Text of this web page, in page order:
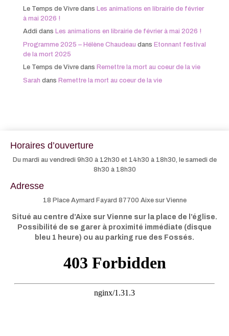
Le Temps de Vivredans Les animations en librairie de février
à mai 2026 !
Addi dans Les animations en librairie de février à mai 2026 !
Programme 2025 – Hélène Chaudeau dans Etonnant festival
de la mort 2025
Le Temps de Vivredans Remettre la mort au coeur de la vie
Sarah dans Remettre la mort au coeur de la vie
Horaires d’ouverture
Du mardi au vendredi 9h30 à 12h30 et 14h30 à 18h30, le samedi de
8h30 à 18h30
Adresse
18 Place Aymard Fayard 87700 Aixe sur Vienne
Situé au centre d’Aixe sur Vienne sur la place de l’église.
Possibilité de se garer à proximité immédiate (disque
bleu 1 heure) ou au parking rue des Fossés.